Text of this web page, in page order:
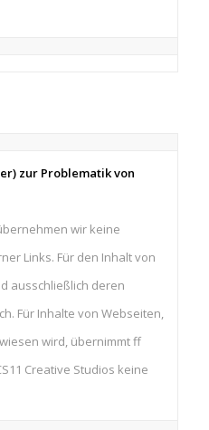
zur Problematik von
wir keine
Links. Für den Inhalt von
ausschließlich deren
Für Inhalte von Webseiten,
wird, übernimmt ff
Creative Studios keine